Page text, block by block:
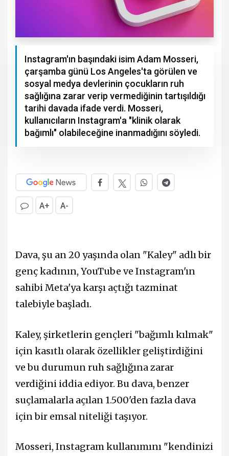
Instagram'ın başındaki isim Adam Mosseri,
çarşamba günü Los Angeles'ta görülen ve
sosyal medya devlerinin çocukların ruh
sağlığına zarar verip vermediğinin tartışıldığı
tarihi davada ifade verdi. Mosseri,
kullanıcıların Instagram'a "klinik olarak
bağımlı" olabileceğine inanmadığını söyledi.
A+ A-
Dava, şu an 20 yaşında olan "Kaley" adlı bir
genç kadının, YouTube ve Instagram'ın
sahibi Meta'ya karşı açtığı tazminat
talebiyle başladı.
Kaley, şirketlerin gençleri "bağımlı kılmak"
için kasıtlı olarak özellikler geliştirdiğini
ve bu durumun ruh sağlığına zarar
verdiğini iddia ediyor. Bu dava, benzer
suçlamalarla açılan 1.500'den fazla dava
için bir emsal niteliği taşıyor.
Mosseri, Instagram kullanımını "kendinizi